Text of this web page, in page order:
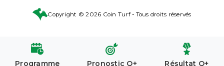
Copyright © 2026 Coin Turf - Tous droits réservés
Programme Pronostic Q+ Résultat Q+